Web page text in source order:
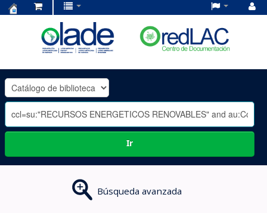
OLADE
-
Ir
Búsqueda avanzada